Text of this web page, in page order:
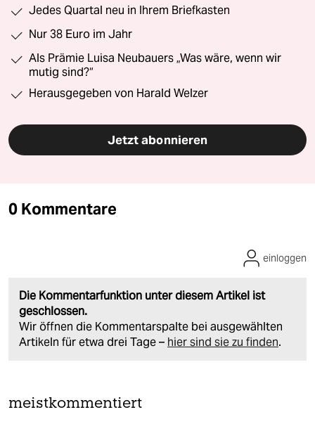
Jedes Quartal neu in Ihrem Briefkasten
Nur 38 Euro im Jahr
Als Prämie Luisa Neubauers „Was wäre, wenn wir
mutig sind?“
Herausgegeben von Harald Welzer
Jetzt abonnieren
0 Kommentare
Die Kommentarfunktion unter diesem Artikel ist
geschlossen.
Wir öffnen die Kommentarspalte bei ausgewählten
Artikeln für etwa drei Tage – hier sind sie zu finden.
einloggen
meistkommentiert